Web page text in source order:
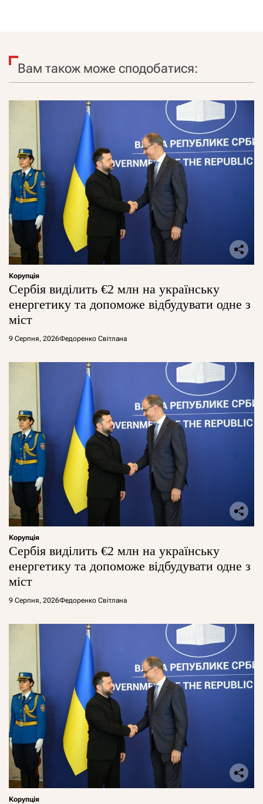
Вам також може сподобатися:
Корупція
Сербія виділить €2 млн на українську
енергетику та допоможе відбудувати одне з
міст
9 Серпня, 2026Федоренко Світлана
Корупція
Сербія виділить €2 млн на українську
енергетику та допоможе відбудувати одне з
міст
9 Серпня, 2026Федоренко Світлана
Корупція